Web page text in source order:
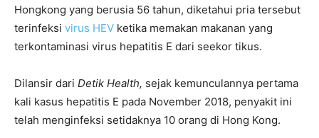
Hongkong yang berusia 56 tahun, diketahui pria tersebut
terinfeksi virus HEV ketika memakan makanan yang
terkontaminasi virus hepatitis E dari seekor tikus.
Dilansir dari Detik Health, sejak kemunculannya pertama
kali kasus hepatitis E pada November 2018, penyakit ini
telah menginfeksi setidaknya 10 orang di Hong Kong.